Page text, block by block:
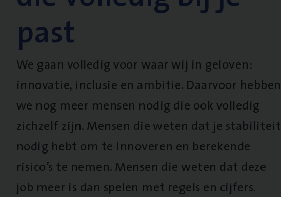
past
We gaan volledig voor waar wij in geloven:
innovatie, inclusie en ambitie. Daarvoor hebben
we nog meer mensen nodig die ook volledig
zichzelf zijn. Mensen die weten dat je stabiliteit
nodig hebt om te innoveren en berekende
risico’s te nemen. Mensen die weten dat deze
job meer is dan spelen met regels en cijfers.